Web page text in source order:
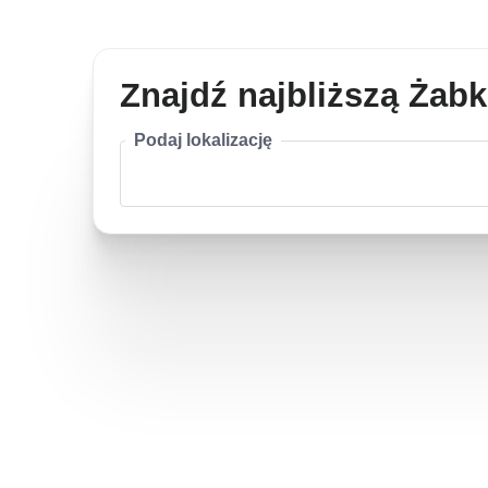
Znajdź najbliższą
Podaj lokalizację